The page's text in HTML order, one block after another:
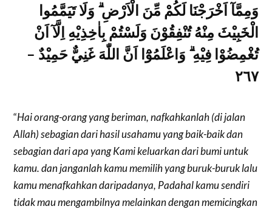
وَمِمَّآ اَخْرَجْنَا لَكُمْ مِّنَ الْاَرْضِ ۗ وَلَا تَيَمَّمُوا
الْخَبِيْثَ مِنْهُ تُنْفِقُوْنَ وَلَسْتُمْ بِاٰخِذِيْهِ اِلَّآ اَنْ
تُغْمِضُوْا فِيْهِ ۗ وَاعْلَمُوْٓا اَنَّ اللّٰهَ غَنِيٌّ حَمِيْدٌ –
٢٦٧
“Hai orang-orang yang beriman, nafkahkanlah (di jalan
Allah) sebagian dari hasil usahamu yang baik-baik dan
sebagian dari apa yang Kami keluarkan dari bumi untuk
kamu. dan janganlah kamu memilih yang buruk-buruk lalu
kamu menafkahkan daripadanya, Padahal kamu sendiri
tidak mau mengambilnya melainkan dengan memicingkan